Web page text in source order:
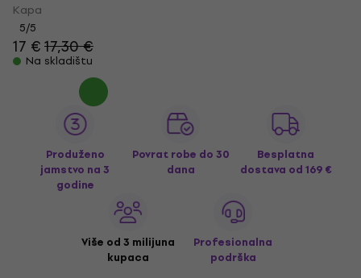
Kapa
5/5
17 €17,30 €
Na skladištu
Produženo
jamstvo na 3
godine
Povrat robe do 30
dana
Besplatna
dostava od 169 €
Više od 3 milijuna
kupaca
Profesionalna
podrška